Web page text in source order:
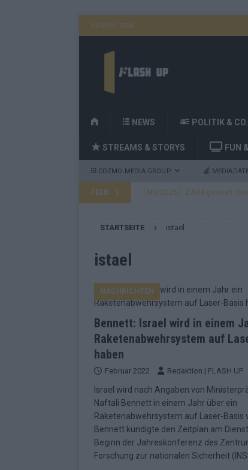
AUGUST 2026
H
M
E
NEWS POLITIK & CO.
STREAMS & STORYS FUN
COZMO MEDIA GROUP
FEED [ Mai 2026 ] DARA gewinnt
[ Mai 2026 ] ESC-Finale
[ Mai 2026 ] „Douze Points“ –
[ Mai 2026 ] Das ESC-Finale
[ Mai 2026 ] JJ hat den Abend
KOMMENTAR
[ Mai 2026 ] ESC-Halbfinale
EXTRA
STARTSEITE istael
istael
NACHRICHTEN
Bennett: Israel wird in einem
Raketenabwehrsystem auf
haben
Februar 2022 Redaktion | FLASH UP
Israel wird nach Angaben von
Naftali Bennett in einem Jahr über ein
Raketenabwehrsystem auf Laser-Basis
Bennett kündigte den Zeitplan am
Beginn der Jahreskonferenz des
Forschung zur nationalen Sicherheit